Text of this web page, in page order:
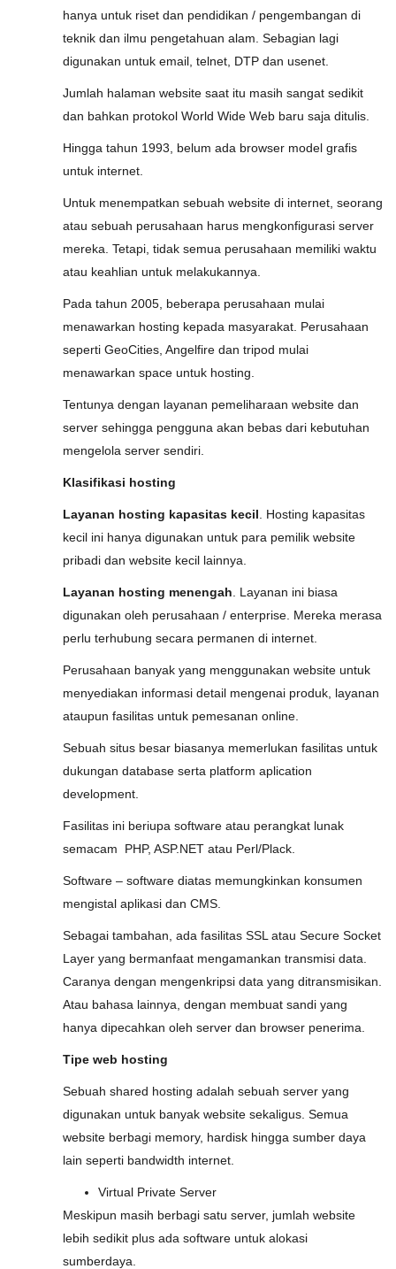
hanya untuk riset dan pendidikan / pengembangan di
teknik dan ilmu pengetahuan alam. Sebagian lagi
digunakan untuk email, telnet, DTP dan usenet.
Jumlah halaman website saat itu masih sangat sedikit
dan bahkan protokol World Wide Web baru saja ditulis.
Hingga tahun 1993, belum ada browser model grafis
untuk internet.
Untuk menempatkan sebuah website di internet, seorang
atau sebuah perusahaan harus mengkonfigurasi server
mereka. Tetapi, tidak semua perusahaan memiliki waktu
atau keahlian untuk melakukannya.
Pada tahun 2005, beberapa perusahaan mulai
menawarkan hosting kepada masyarakat. Perusahaan
seperti GeoCities, Angelfire dan tripod mulai
menawarkan space untuk hosting.
Tentunya dengan layanan pemeliharaan website dan
server sehingga pengguna akan bebas dari kebutuhan
mengelola server sendiri.
Klasifikasi hosting
Layanan hosting kapasitas kecil . Hosting kapasitas
kecil ini hanya digunakan untuk para pemilik website
pribadi dan website kecil lainnya.
Layanan hosting menengah . Layanan ini biasa
digunakan oleh perusahaan / enterprise. Mereka merasa
perlu terhubung secara permanen di internet.
Perusahaan banyak yang menggunakan website untuk
menyediakan informasi detail mengenai produk, layanan
ataupun fasilitas untuk pemesanan online.
Sebuah situs besar biasanya memerlukan fasilitas untuk
dukungan database serta platform aplication
development.
Fasilitas ini beriupa software atau perangkat lunak
semacam PHP, ASP.NET atau Perl/Plack.
Software – software diatas memungkinkan konsumen
mengistal aplikasi dan CMS.
Sebagai tambahan, ada fasilitas SSL atau Secure Socket
Layer yang bermanfaat mengamankan transmisi data.
Caranya dengan mengenkripsi data yang ditransmisikan.
Atau bahasa lainnya, dengan membuat sandi yang
hanya dipecahkan oleh server dan browser penerima.
Tipe web hosting
Sebuah shared hosting adalah sebuah server yang
digunakan untuk banyak website sekaligus. Semua
website berbagi memory, hardisk hingga sumber daya
lain seperti bandwidth internet.
Virtual Private Server
Meskipun masih berbagi satu server, jumlah website
lebih sedikit plus ada software untuk alokasi
sumberdaya.